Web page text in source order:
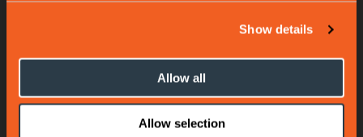
Show details
Allow all
Allow selection